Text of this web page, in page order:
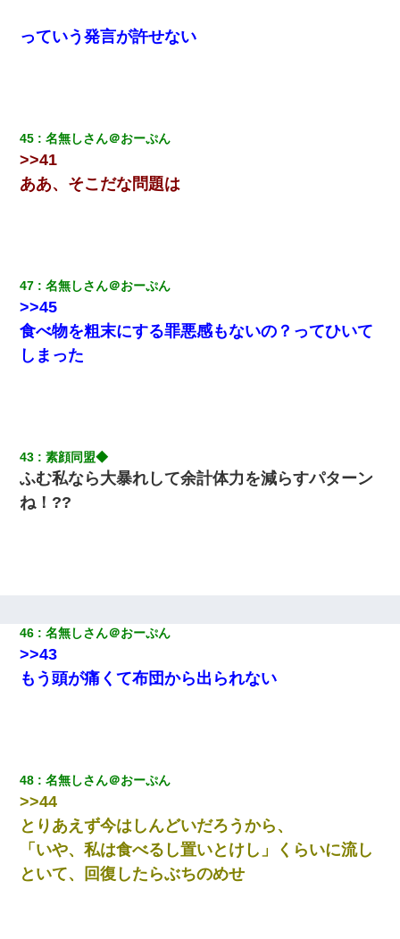
っていう発言が許せない
45 名無しさん＠おーぷん
>>41
ああ、そこだな問題は
47 名無しさん＠おーぷん
>>45
食べ物を粗末にする罪悪感もないの？ってひいて
しまった
43 素顔同盟◆
ふむ私なら大暴れして余計体力を減らすパターン
ね！??
46 名無しさん＠おーぷん
>>43
もう頭が痛くて布団から出られない
48 名無しさん＠おーぷん
>>44
とりあえず今はしんどいだろうから、
「いや、私は食べるし置いとけし」くらいに流し
といて、回復したらぶちのめせ